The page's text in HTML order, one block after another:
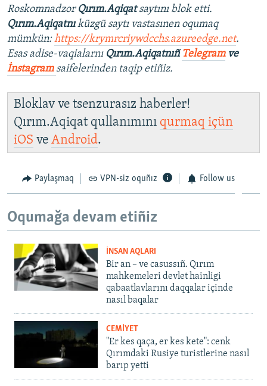
Roskomnadzor Qırım.Aqiqatsaytını blok etti.
Qırım.Aqiqatnıküzgü saytı vastasınen oqumaq
mümkün:https://krymrcriywdcchs.azureedge.net.
Esas adise-vaqialarnı Qırım.AqiqatnıñTelegramve
İnstagram saifelerinden taqip etiñiz.
Bloklav ve tsenzurasız haberler!
Qırım.Aqiqat qullanımını qurmaq içün
iOS ve Android.
Paylaşmaq VPN-siz oquñız Follow us
Oqumağa devam etiñiz
İNSAN AQLARI
Bir an – ve casussıñ. Qırım
mahkemeleri devlet hainligi
qabaatlavlarını daqqalar içinde
nasıl baqalar
CEMİYET
"Er kes qaça, er kes kete": cenk
Qırımdaki Rusiye turistlerine nasıl
barıp yetti